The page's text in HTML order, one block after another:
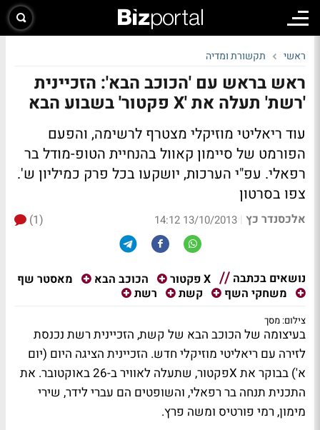
ראשי תקשורת ומדיה
ראש בראש עם 'הכוכב הבא': הזכיינית
'רשת' תעלה את 'X פקטור' בשבוע הבא
עוד ריאליטי מוזיקלי מצטרף לרשימה, והפעם
הפורמט של סיימון קאוול בהנחיית הטופ-מודל בר
רפאלי. עפ"י הערכות, יושקעו בכל פרק כמיליון ש'.
צפו בסרטון
אלכסנדר כץ |
13/10/2013 14:12
(1)
נושאים בכתבה X פקטור הכוכב הבא
מאסטר שף
משחקי השף
קשת רשת
צילום: מסך
בעיצומה של הכוכב הבא של קשת, הזכיינית רשת נכנסת
לזירה עם ריאליטי מוזיקלי חדש. הזכיינית הציגה היום (יום
א') בבוקר את Xפקטור
, שתעלה לאוויר ב-26 באוקטובר. את
התכנית תנחה בר רפאלי, והשופטים הם עברי לידר, שירי
מימון, רמי פורטיס ומשה פרץ.